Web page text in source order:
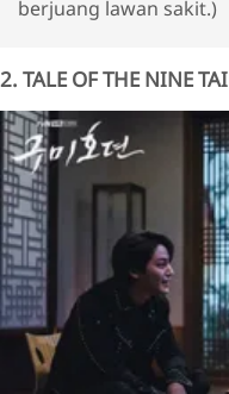
berjuang lawan sakit.)
2. TALE OF THE NINE